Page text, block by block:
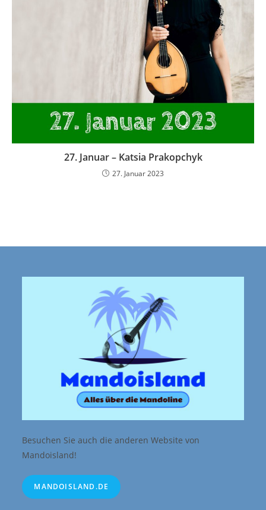
27. Januar – Katsia Prakopchyk
27. Januar 2023
Besuchen Sie auch die anderen Website von
Mandoisland!
MANDOISLAND.DE